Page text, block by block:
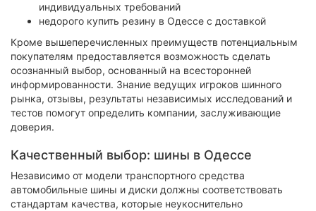
индивидуальных требований
недорого купить резину в Одессе с доставкой
Кроме вышеперечисленных преимуществ потенциальным
покупателям предоставляется возможность сделать
осознанный выбор, основанный на всесторонней
информированности. Знание ведущих игроков шинного
рынка, отзывы, результаты независимых исследований и
тестов помогут определить компании, заслуживающие
доверия.
Качественный выбор: шины в Одессе
Независимо от модели транспортного средства
автомобильные шины и диски должны соответствовать
стандартам качества, которые неукоснительно